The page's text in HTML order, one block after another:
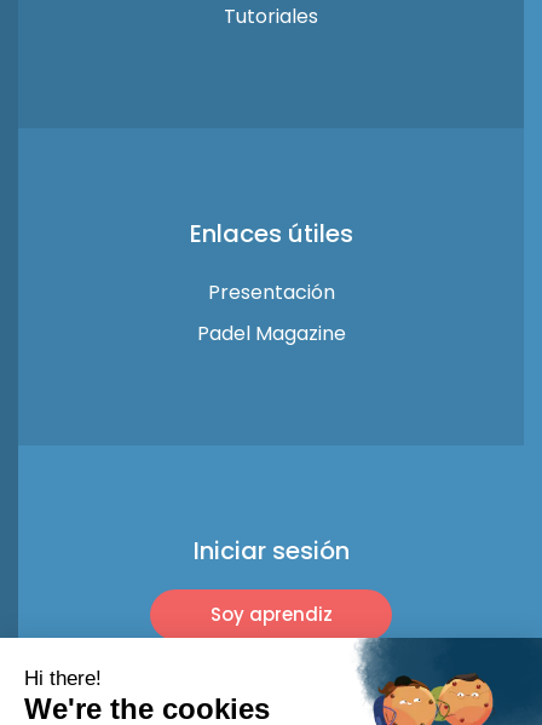
Tutoriales
Enlaces útiles
Presentación
Padel Magazine
Iniciar sesión
Soy aprendiz